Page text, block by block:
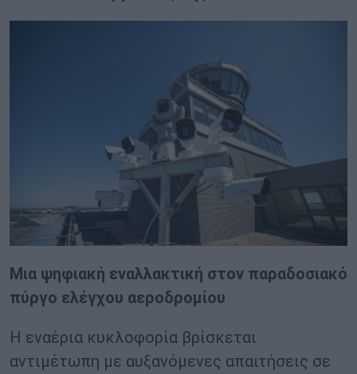
Μια ψηφιακή εναλλακτική στον παραδοσιακό
πύργο ελέγχου αεροδρομίου
Η εναέρια κυκλοφορία βρίσκεται
αντιμέτωπη με αυξανόμενες απαιτήσεις σε